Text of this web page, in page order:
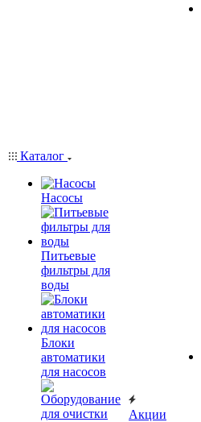
Каталог
Насосы
Питьевые
фильтры для
воды
Блоки
автоматики
для насосов
Акции